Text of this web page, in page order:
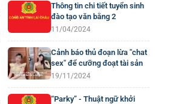
Thông tin chi tiết tuyển sinh
đào tạo văn bằng 2
11/04/2024
Cảnh báo thủ đoạn lừa "chat
sex" để cưỡng đoạt tài sản
19/11/2024
“Parky” - Thuật ngữ khởi